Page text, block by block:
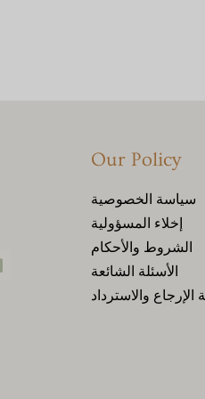
Our Policy
سياسة الخصوصية
إخلاء المسؤولية
الشروط والأحكام
الأسئلة الشائعة
والاسترداد